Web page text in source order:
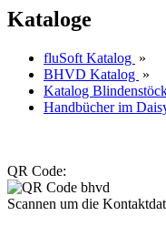
Kataloge
fluSoft Katalog »
BHVD Katalog »
Katalog
Handbücher im
QR Code:
Scannen um die